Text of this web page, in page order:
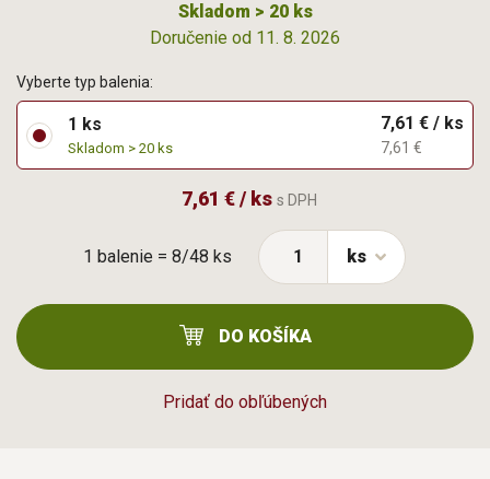
Skladom > 20 ks
Doručenie od 11. 8. 2026
1 balenie = 8/48 ks
Pridať do obľúbených
Vyberte typ balenia:
1 ks
Skladom > 20 ks
7,61 € / ks
7,61 €
7,61 € / ks s DPH
ks
DO KOŠÍKA